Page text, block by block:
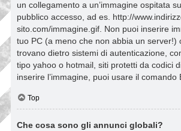
un collegamento a un’immagine ospitata
pubblico accesso, ad es. http://
sito.com/immagine.gif. Non puoi inserire
tuo PC (a meno che non abbia un server!)
trovano dietro sistemi di autenticazione,
tipo yahoo o hotmail, siti protetti da codici
inserire l’immagine, puoi usare il comando
Top
Che cosa sono gli annunci globali?